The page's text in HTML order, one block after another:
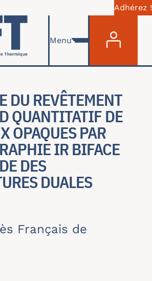
Adhérez !
Menu
DU REVÊTEMENT
QUANTITATIF DE
OPAQUES PAR
IR BIFACE
DES
DUALES
Français de